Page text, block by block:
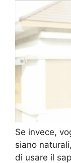
Se invece,
siano
di usare il